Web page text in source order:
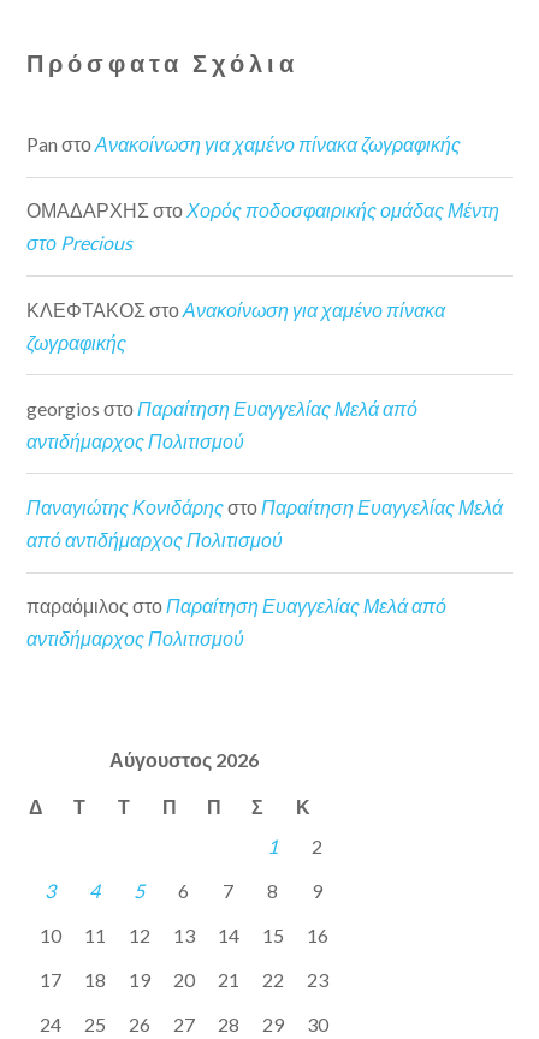
Πρόσφατα Σχόλια
Pan στοΑνακοίνωση για χαμένο πίνακα ζωγραφικής
ΟΜΑΔΑΡΧΗΣ στοΧορός ποδοσφαιρικής ομάδας Μέντη
στο Precious
ΚΛΕΦΤΑΚΟΣ στοΑνακοίνωση για χαμένο πίνακα
ζωγραφικής
georgios στοΠαραίτηση Ευαγγελίας Μελά από
αντιδήμαρχος Πολιτισμού
Παναγιώτης ΚονιδάρηςστοΠαραίτηση Ευαγγελίας Μελά
από αντιδήμαρχος Πολιτισμού
παραόμιλος στοΠαραίτηση Ευαγγελίας Μελά από
αντιδήμαρχος Πολιτισμού
Αύγουστος 2026
Δ Τ Τ Π Π Σ Κ
1
2
3
4 5 6 7 8
9
10
11 12 13 14 15
16
17
18 19 20 21 22
23
24
25 26 27 28 29
30